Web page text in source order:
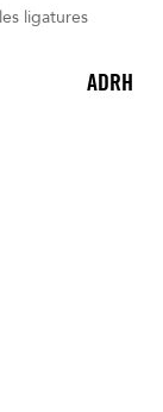
ligatures
ADRH